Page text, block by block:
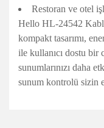
Restoran ve otel
Hello HL-24542
kompakt tasarımı,
ile kullanıcı dostu bir
sunumlarınızı daha
sunum kontrolü sizin